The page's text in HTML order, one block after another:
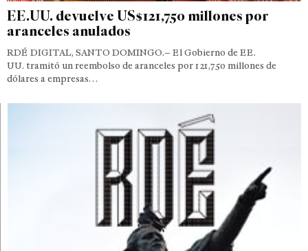
EE.UU. devuelve US$121,750 millones por
aranceles anulados
RDÉ DIGITAL, SANTO DOMINGO.– El Gobierno de EE.
UU. tramitó un reembolso de aranceles por 121,750 millones de
dólares a empresas…